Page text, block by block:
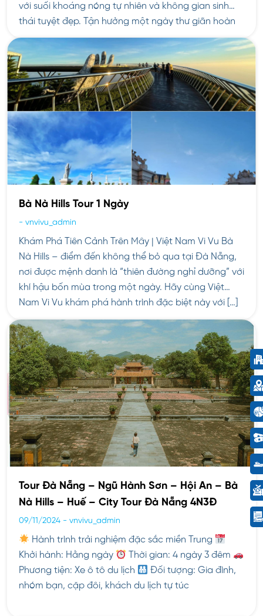
với suối khoáng nóng tự nhiên và không gian sinh
thái tuyệt đẹp. Tận hưởng một ngày thư giãn hoàn
hảo cùng Việt […]
Bà Nà Hills Tour 1 Ngày
- vnvivu_admin
Khám Phá Tiên Cảnh Trên Mây | Việt Nam Vi Vu Bà
Nà Hills – điểm đến không thể bỏ qua tại Đà Nẵng,
nơi được mệnh danh là “thiên đường nghỉ dưỡng” với
khí hậu bốn mùa trong một ngày. Hãy cùng Việt
Nam Vi Vu khám phá hành trình đặc biệt này với […]
Tour Đà Nẵng – Ngũ Hành Sơn – Hội An – Bà
Nà Hills – Huế – City Tour Đà Nẵng 4N3Đ
09/11/2024 - vnvivu_admin
Hành trình trải nghiệm đặc sắc miền Trung
Khởi hành: Hằng ngày
Thời gian: 4 ngày 3 đêm
Phương tiện: Xe ô tô du lịch
Đối tượng: Gia đình,
nhóm bạn, cặp đôi, khách du lịch tự túc